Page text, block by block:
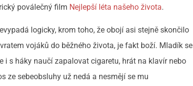
poválečný film Nejlepší léta našeho života.
logicky, krom toho, že obojí asi stejně skončilo
vojáků do běžného života, je fakt boží. Mladík se
i s háky naučí zapalovat cigaretu, hrát na klavír nebo
ze sebeobsluhy už nedá a nesmějí se mu